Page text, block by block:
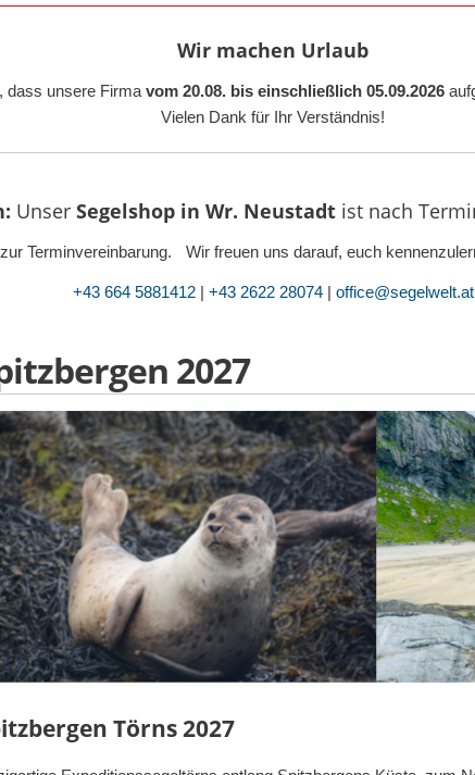
Wir machen Urlaub
dass unsere Firma vom 20.08. bis einschließlich 05.09.2026
Vielen Dank für Ihr Verständnis!
Unser Segelshop in Wr. Neustadt ist nach
Terminvereinbarung. Wir freuen uns darauf, euch
+43 664 5881412| +43 2622 28074| office@segelwelt.at
2027
Törns 2027